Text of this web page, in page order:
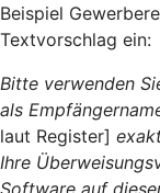
Beispiel
Textvorschlag ein:
Bitte verwenden
als
laut Register]
Ihre
Software auf